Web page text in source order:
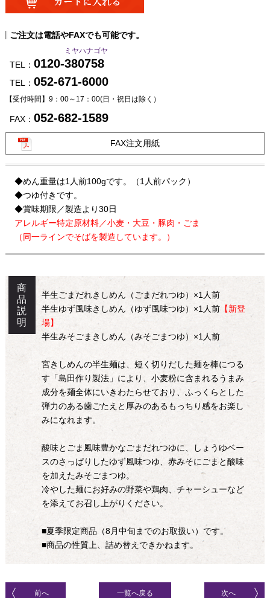
ご注文は電話やFAXでも可能です。
ミヤハナゴヤ
TEL： 0120-380758
TEL： 052-671-6000
【受付時間】9：00～17：00(日・祝日は除く）
FAX： 052-682-1589
FAX注文用紙
◆めん重量は1人前100gです。（1人前パック）
◆つゆ付きです。
◆賞味期限／製造より30日
アレルギー特定原材料／小麦・大豆・豚肉・ごま
（同一ラインでそばを製造しています。）
商
品
説
明
半生ごまだれきしめん（ごまだれつゆ）×1人前
半生ゆず風味きしめん（ゆず風味つゆ）×1人前【新登
場】
半生みそごまきしめん（みそごまつゆ）×1人前
宮きしめんの半生麺は、短く切りだした麺を棒につる
す「島田作り製法」により、小麦粉に含まれるうまみ
成分を麺全体にいきわたらせており、ふっくらとした
弾力のある歯ごたえと厚みのあるもっちり感をお楽し
みになれます。
酸味とごま風味豊かなごまだれつゆに、しょうゆベー
スのさっぱりしたゆず風味つゆ、赤みそにごまと酸味
を加えたみそごまつゆ。
冷やした麺にお好みの野菜や鶏肉、チャーシューなど
を添えてお召し上がりください。
■夏季限定商品（8月中旬までのお取扱い）です。
■商品の性質上、詰め替えできかねます。
前へ 一覧へ戻る 次へ